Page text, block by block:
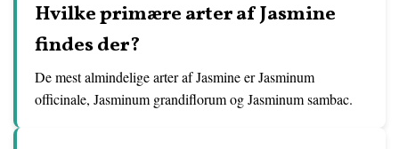
Hvilke primære arter af Jasmine
findes der?
De mest almindelige arter af Jasmine er Jasminum
officinale, Jasminum grandiflorum og Jasminum sambac.